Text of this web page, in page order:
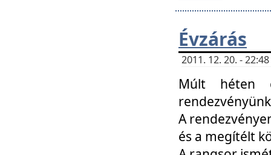
Évzárás
2011. 12. 20. -
Múlt héten
A
és a megítélt